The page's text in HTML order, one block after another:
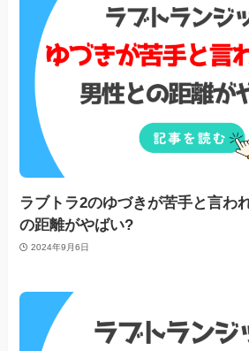
ラブトラ2のゆづきが苦手と言わ
の距離がやばい?
2024年9月6日